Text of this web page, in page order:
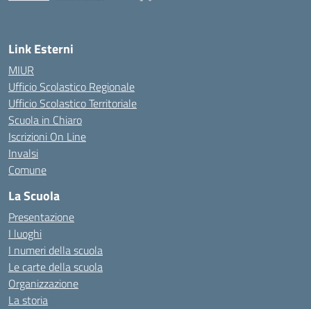
Link Esterni
MIUR
Ufficio Scolastico Regionale
Ufficio Scolastico Territoriale
Scuola in Chiaro
Iscrizioni On Line
Invalsi
Comune
La Scuola
Presentazione
I luoghi
I numeri della scuola
Le carte della scuola
Organizzazione
La storia